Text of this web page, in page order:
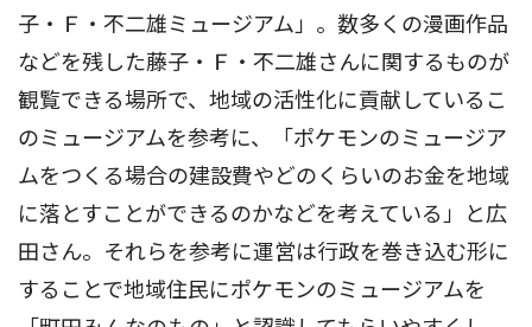
子・Ｆ・不二雄ミュージアム」。数多くの漫画作品
などを残した藤子・Ｆ・不二雄さんに関するものが
観覧できる場所で、地域の活性化に貢献しているこ
のミュージアムを参考に、「ポケモンのミュージア
ムをつくる場合の建設費やどのくらいのお金を地域
に落とすことができるのかなどを考えている」と広
田さん。それらを参考に運営は行政を巻き込む形に
することで地域住民にポケモンのミュージアムを